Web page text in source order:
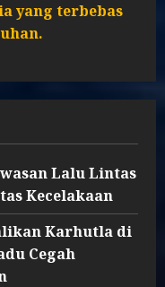
yang terbebas
Lalu Lintas
Kecelakaan
Karhutla di
Cegah